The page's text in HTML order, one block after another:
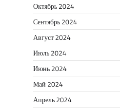
Октябрь 2024
Сентябрь 2024
Август 2024
Июль 2024
Июнь 2024
Май 2024
Апрель 2024